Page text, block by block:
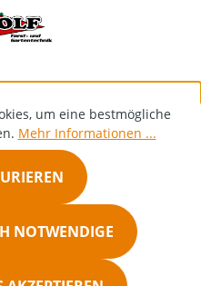
um eine bestmögliche
Mehr Informationen ...
NOTWENDIGE